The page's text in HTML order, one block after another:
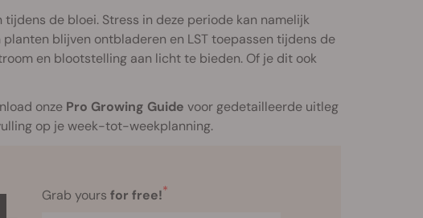
de bloei. Stress in deze periode kan namelijk
blijven ontbladeren en LST toepassen tijdens de
en blootstelling aan licht te bieden. Of je dit ook
onze Pro Growing Guide voor gedetailleerde uitleg
op je week-tot-weekplanning.
Grab yours for free!*